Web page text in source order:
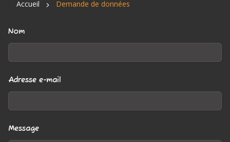
Accueil Demande de données
Nom
Adresse e-mail
Message